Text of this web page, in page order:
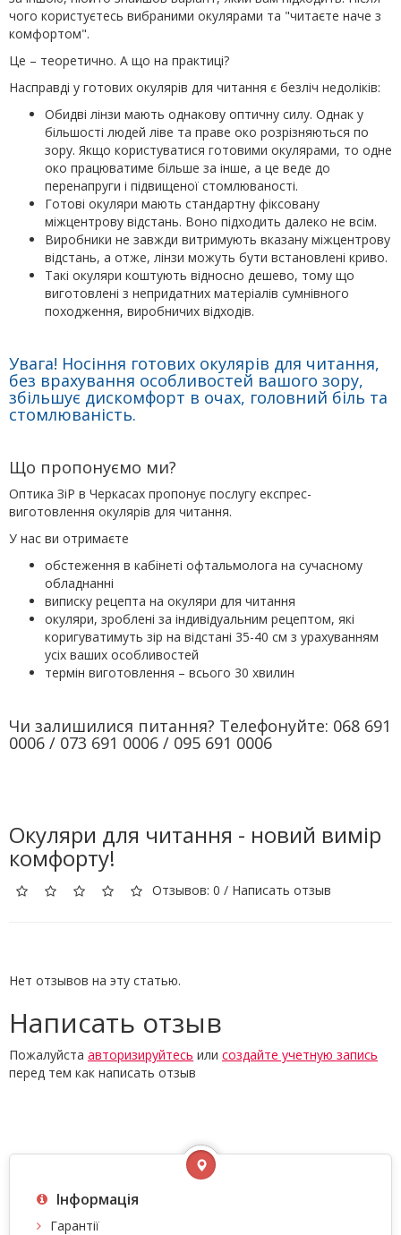
чого користуєтесь вибраними окулярами та "читаєте наче з
комфортом".
Це – теоретично. А що на практиці?
Насправді у готових окулярів для читання є безліч недоліків:
Обидві лінзи мають однакову оптичну силу. Однак у
більшості людей ліве та праве око розрізняються по
зору. Якщо користуватися готовими окулярами, то одне
око працюватиме більше за інше, а це веде до
перенапруги і підвищеної стомлюваності.
Готові окуляри мають стандартну фіксовану
міжцентрову відстань. Воно підходить далеко не всім.
Виробники не завжди витримують вказану міжцентрову
відстань, а отже, лінзи можуть бути встановлені криво.
Такі окуляри коштують відносно дешево, тому що
виготовлені з непридатних матеріалів сумнівного
походження, виробничих відходів.
Увага! Носіння готових окулярів для читання,
без врахування особливостей вашого зору,
збільшує дискомфорт в очах, головний біль та
стомлюваність.
Що пропонуємо ми?
Оптика ЗіР в Черкасах пропонує послугу експрес-
виготовлення окулярів для читання.
У нас ви отримаєте
обстеження в кабінеті офтальмолога на сучасному
обладнанні
виписку рецепта на окуляри для читання
окуляри, зроблені за індивідуальним рецептом, які
коригуватимуть зір на відстані 35-40 см з урахуванням
усіх ваших особливостей
термін виготовлення – всього 30 хвилин
Чи залишилися питання? Телефонуйте: 068 691
0006 / 073 691 0006 / 095 691 0006
Окуляри для читання - новий вимір
комфорту!
Отзывов: 0 / Написать отзыв
Нет отзывов на эту статью.
Написать отзыв
Пожалуйста авторизируйтесь или создайте учетную запись
перед тем как написать отзыв
Інформація
Гарантії